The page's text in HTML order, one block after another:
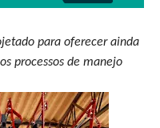
para oferecer ainda
processos de manejo